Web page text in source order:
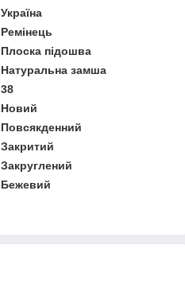
Україна
Ремінець
Плоска підошва
Натуральна замша
38
Новий
Повсякденний
Закритий
Закруглений
Бежевий